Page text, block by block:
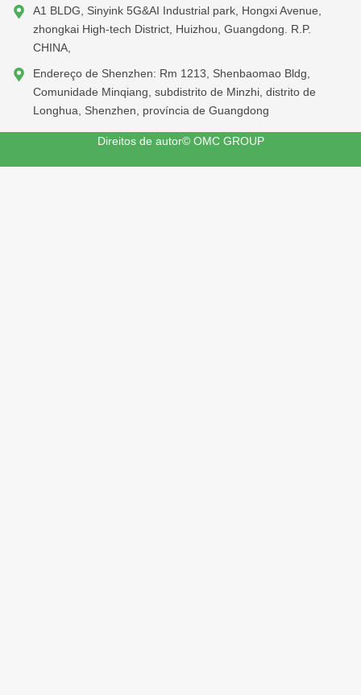
A1 BLDG, Sinyink 5G&AI Industrial park, Hongxi Avenue,
zhongkai High-tech District, Huizhou, Guangdong. R.P.
CHINA,
Endereço de Shenzhen: Rm 1213, Shenbaomao Bldg,
Comunidade Minqiang, subdistrito de Minzhi, distrito de
Longhua, Shenzhen, província de Guangdong
Direitos de autor© OMC GROUP